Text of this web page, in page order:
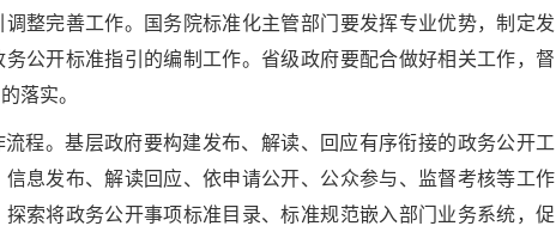
整完善工作。国务院标准化主管部门要发挥专业优势，制定发
公开标准指引的编制工作。省级政府要配合做好相关工作，督
落实。
流程。基层政府要构建发布、解读、回应有序衔接的政务公开工
息发布、解读回应、依申请公开、公众参与、监督考核等工作
索将政务公开事项标准目录、标准规范嵌入部门业务系统，促